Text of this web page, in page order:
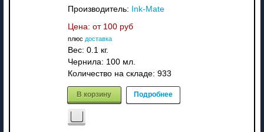
Производитель:
Ink-Mate
Цена: от 100 руб
плюс доставка
Вес: 0.1 кг.
Чернила: 100 мл.
Количество на складе: 933
В корзину Подробнее